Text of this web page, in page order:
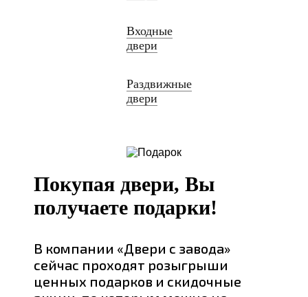
Входные
двери
Раздвижные
двери
Покупая двери, Вы
получаете подарки!
В компании «Двери с завода»
сейчас проходят розыгрыши
ценных подарков и скидочные